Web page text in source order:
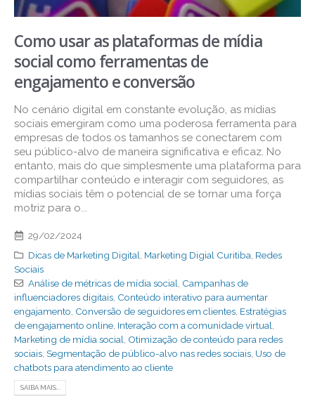
Como usar as plataformas de mídia
social como ferramentas de
engajamento e conversão
No cenário digital em constante evolução, as mídias
sociais emergiram como uma poderosa ferramenta para
empresas de todos os tamanhos se conectarem com
seu público-alvo de maneira significativa e eficaz. No
entanto, mais do que simplesmente uma plataforma para
compartilhar conteúdo e interagir com seguidores, as
mídias sociais têm o potencial de se tornar uma força
motriz para o...
29/02/2024
Dicas de Marketing Digital Marketing Digial Curitiba Redes
Sociais
Análise de métricas de mídia social Campanhas de
influenciadores digitais Conteúdo interativo para aumentar
engajamento Conversão de seguidores em clientes Estratégias
de engajamento online Interação com a comunidade virtual
Marketing de mídia social Otimização de conteúdo para redes
sociais Segmentação de público-alvo nas redes sociais Uso de
chatbots para atendimento ao cliente
SAIBA MAIS...